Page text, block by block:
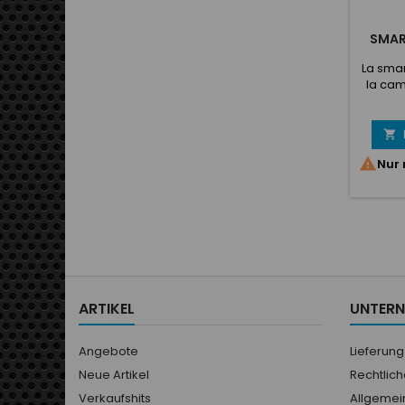
La
la
3-

Nur
ARTIKEL
Angebote
Neue Artikel
Verkaufshits
Lieferung